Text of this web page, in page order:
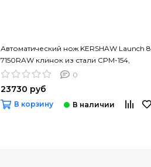
Автоматический нож KERSHAW Launch 8
7150RAW клинок из стали CPM-154,
рукоять алюминий 0
23730 руб
В корзину